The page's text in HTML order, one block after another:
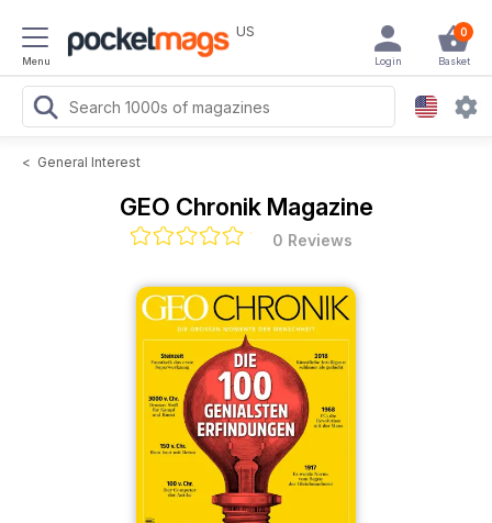
Menu
US 0
Basket
Login
< General Interest
GEO Chronik Magazine
0 Reviews